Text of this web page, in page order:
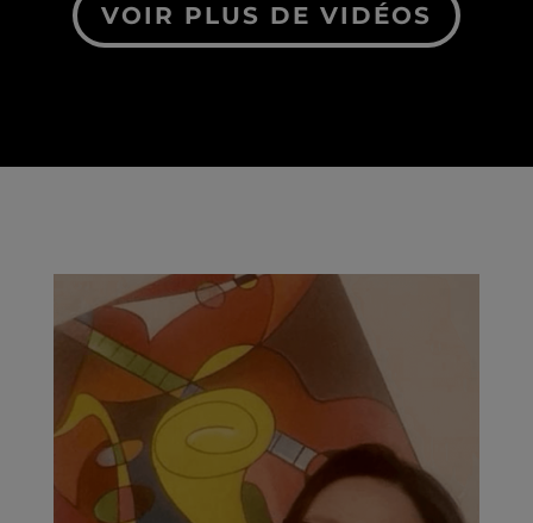
VOIR PLUS DE VIDÉOS